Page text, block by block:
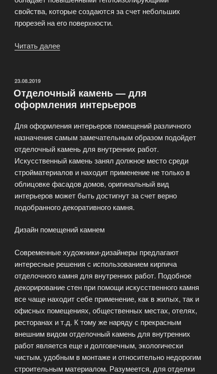
свойства, которые создаются за счет небольших
прорезей на его поверхности.
Читать далее
ОПУБЛИКОВАНО
23.08.2019
Отделочный камень — для
оформления интерьеров
Для оформления интерьеров помещений различного
назначения самым замечательным образом подойдет
отделочный камень для внутренних работ.
Искусственный камень занял должное место среди
стройматериалов и находит применение не только в
облицовке фасадов домов, оригинальный вид
интерьеров может быть достигнут за счет верно
подобранного декоративного камня.
Дизайн помещений камнем
Современные художники-дизайнеры предлагают
интересные решения с использованием кирпича
отделочного камня для внутренних работ. Подобное
декорирование стен при помощи искусственного камня
все чаще находит себе применение, как в жилых, так и
офисных помещениях, общественных местах, отелях,
ресторанах и т.д. К тому же наряду с прекрасным
внешним видом отделочный камень для внутренних
работ является еще и долговечным, экологически
чистым, удобным в монтаже и относительно недорогим
строительным материалом. Разумеется, для отделки